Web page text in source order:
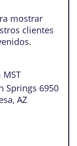
mostrar
clientes
MST
Springs 6950
AZ